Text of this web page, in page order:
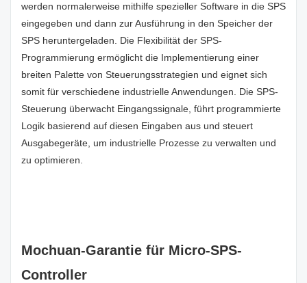
werden normalerweise mithilfe spezieller Software in die SPS
eingegeben und dann zur Ausführung in den Speicher der
SPS heruntergeladen. Die Flexibilität der SPS-
Programmierung ermöglicht die Implementierung einer
breiten Palette von Steuerungsstrategien und eignet sich
somit für verschiedene industrielle Anwendungen. Die SPS-
Steuerung überwacht Eingangssignale, führt programmierte
Logik basierend auf diesen Eingaben aus und steuert
Ausgabegeräte, um industrielle Prozesse zu verwalten und
zu optimieren.
Mochuan-Garantie für Micro-SPS-
Controller